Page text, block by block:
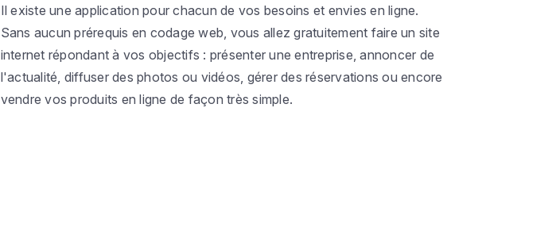
Il existe une application pour chacun de vos besoins et envies en ligne.
Sans aucun prérequis en codage web, vous allez gratuitement faire un site
internet répondant à vos objectifs : présenter une entreprise, annoncer de
l'actualité, diffuser des photos ou vidéos, gérer des réservations ou encore
vendre vos produits en ligne de façon très simple.